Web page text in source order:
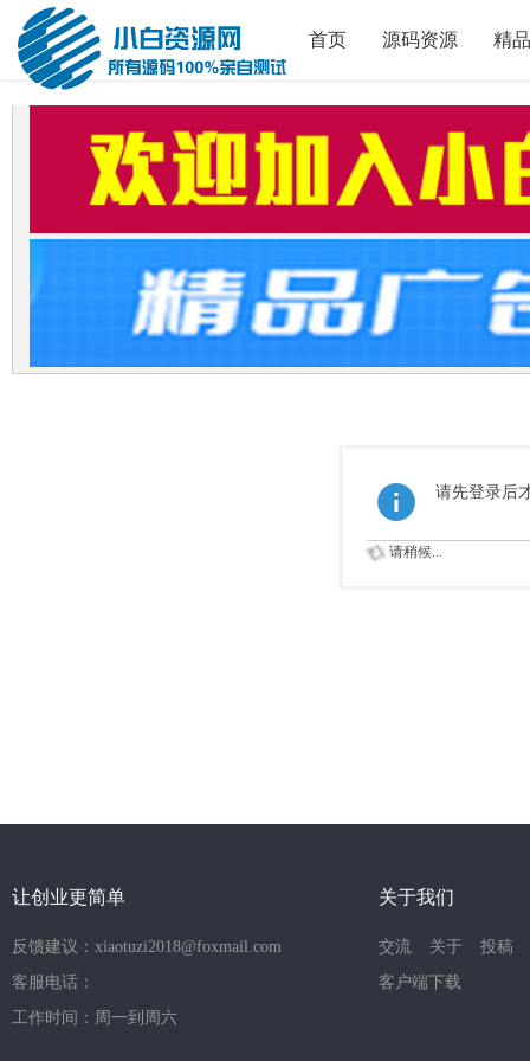
首页 源码资源 精
请先登录后
请稍候...
让创业更简单
反馈建议：xiaotuzi2018@foxmail.com
客服电话：
工作时间：周一到周六
关于我们
交流 关于
投稿
客户端下载